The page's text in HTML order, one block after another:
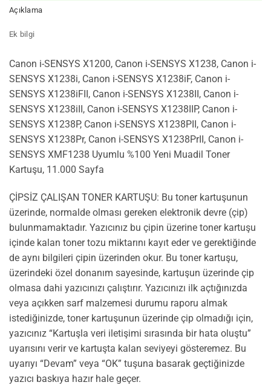
Açıklama
Ek bilgi
Canon i-SENSYS X1200, Canon i-SENSYS X1238, Canon i-
SENSYS X1238i, Canon i-SENSYS X1238iF, Canon i-
SENSYS X1238iFII, Canon i-SENSYS X1238II, Canon i-
SENSYS X1238iII, Canon i-SENSYS X1238IIP, Canon i-
SENSYS X1238P, Canon i-SENSYS X1238PII, Canon i-
SENSYS X1238Pr, Canon i-SENSYS X1238PrII, Canon i-
SENSYS XMF1238 Uyumlu %100 Yeni Muadil Toner
Kartuşu, 11.000 Sayfa
ÇİPSİZ ÇALIŞAN TONER KARTUŞU: Bu toner kartuşunun
üzerinde, normalde olması gereken elektronik devre (çip)
bulunmamaktadır. Yazıcınız bu çipin üzerine toner kartuşu
içinde kalan toner tozu miktarını kayıt eder ve gerektiğinde
de aynı bilgileri çipin üzerinden okur. Bu toner kartuşu,
üzerindeki özel donanım sayesinde, kartuşun üzerinde çip
olmasa dahi yazıcınızı çalıştırır. Yazıcınızı ilk açtığınızda
veya açıkken sarf malzemesi durumu raporu almak
istediğinizde, toner kartuşunun üzerinde çip olmadığı için,
yazıcınız “Kartuşla veri iletişimi sırasında bir hata oluştu”
uyarısını verir ve kartuşta kalan seviyeyi gösteremez. Bu
uyarıyı “Devam” veya “OK” tuşuna basarak geçtiğinizde
yazıcı baskıya hazır hale geçer.